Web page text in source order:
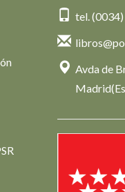
tel.
Avda de